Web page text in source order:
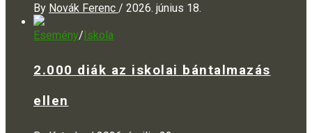
By Novák Ferenc / 2026. június 18.
Esemény/ Iskola
2.000 diák az iskolai bántalmazás
ellen